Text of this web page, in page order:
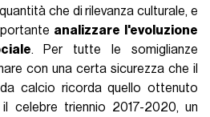
che di rilevanza culturale, e
analizzare l'evoluzione
. Per tutte le somiglianze
con una certa sicurezza che il
calcio ricorda quello ottenuto
celebre triennio 2017-2020, un